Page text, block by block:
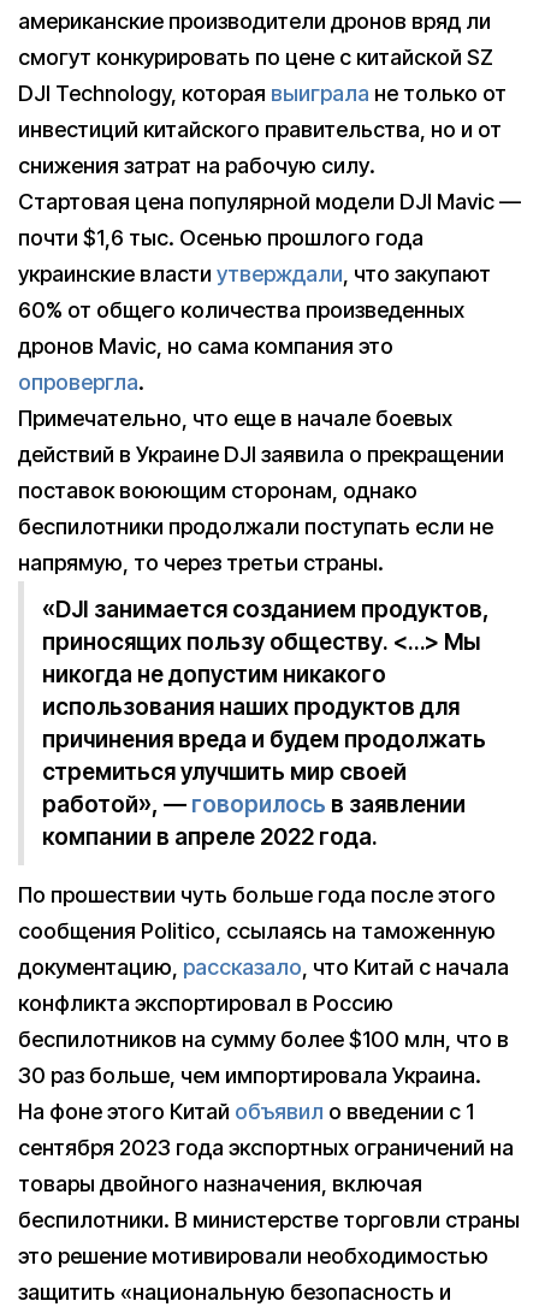
американские производители дронов вряд ли
смогут конкурировать по цене с китайской SZ
DJI Technology, которая выиграла не только от
инвестиций китайского правительства, но и от
снижения затрат на рабочую силу.
Стартовая цена популярной модели DJI Mavic —
почти $1,6 тыс. Осенью прошлого года
украинские власти утверждали, что закупают
60% от общего количества произведенных
дронов Mavic, но сама компания это
опровергла.
Примечательно, что еще в начале боевых
действий в Украине DJI заявила о прекращении
поставок воюющим сторонам, однако
беспилотники продолжали поступать если не
напрямую, то через третьи страны.
«DJI занимается созданием продуктов,
приносящих пользу обществу. <…> Мы
никогда не допустим никакого
использования наших продуктов для
причинения вреда и будем продолжать
стремиться улучшить мир своей
работой», — говорилось в заявлении
компании в апреле 2022 года.
По прошествии чуть больше года после этого
сообщения Politico, ссылаясь на таможенную
документацию, рассказало, что Китай с начала
конфликта экспортировал в Россию
беспилотников на сумму более $100 млн, что в
30 раз больше, чем импортировала Украина.
На фоне этого Китай объявил о введении с 1
сентября 2023 года экспортных ограничений на
товары двойного назначения, включая
беспилотники. В министерстве торговли страны
это решение мотивировали необходимостью
защитить «национальную безопасность и